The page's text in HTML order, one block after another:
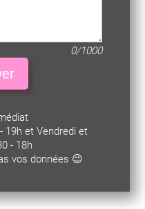
0/1000
19h et Vendredi et
- 18h
vos données 😉